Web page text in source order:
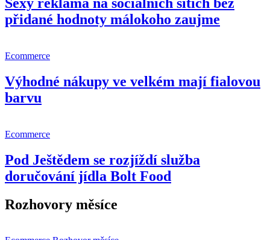
přidané hodnoty málokoho zaujme
Ecommerce
Výhodné nákupy ve velkém mají fialovou
barvu
Ecommerce
Pod Ještědem se rozjíždí služba
doručování jídla Bolt Food
Rozhovory měsíce